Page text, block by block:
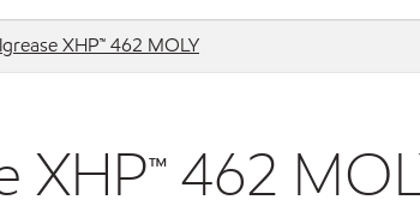
XHP™ 462 MOLY
XHP™ 462